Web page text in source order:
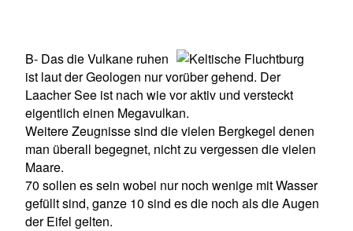
B- Das die Vulkane ruhen
ist laut der Geologen nur vorüber gehend. Der
Laacher See ist nach wie vor aktiv und versteckt
eigentlich einen Megavulkan.
Weitere Zeugnisse sind die vielen Bergkegel denen
man überall begegnet, nicht zu vergessen die vielen
Maare.
70 sollen es sein wobei nur noch wenige mit Wasser
gefüllt sind, ganze 10 sind es die noch als die Augen
der Eifel gelten.